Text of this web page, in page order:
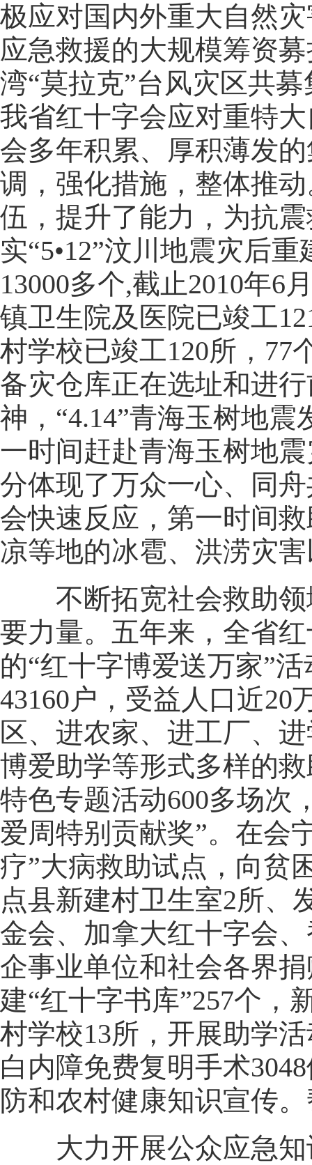
极应对国内外重大自然
应急救援的大规模筹资
湾“莫拉克”台风灾区共募
我省红十字会应对重特
会多年积累、厚积薄发
调，强化措施，整体推
伍，提升了能力，为抗
实“5•12”汶川地震灾后
13000多个,截止2010年6
镇卫生院及医院已竣工
村学校已竣工120所，77
备灾仓库正在选址和进
神，“4.14”青海玉树地
一时间赶赴青海玉树地
分体现了万众一心、同
会快速反应，第一时间
凉等地的冰雹、洪涝灾
不断拓宽社会救助领
要力量。五年来，全省
的“红十字博爱送万家”
43160户，受益人口近20
区、进农家、进工厂、
博爱助学等形式多样的
特色专题活动600多场次
爱周特别贡献奖”。在会
疗”大病救助试点，向贫
点县新建村卫生室2所、
金会、加拿大红十字会
企事业单位和社会各界
建“红十字书库”257个，
村学校13所，开展助学
白内障免费复明手术
防和农村健康知识宣传
大力开展公众应急知